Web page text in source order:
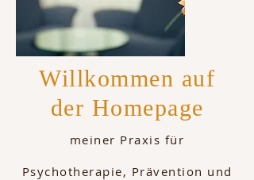
Willkommen auf
der Homepage
meiner Praxis für
Psychotherapie, Prävention und